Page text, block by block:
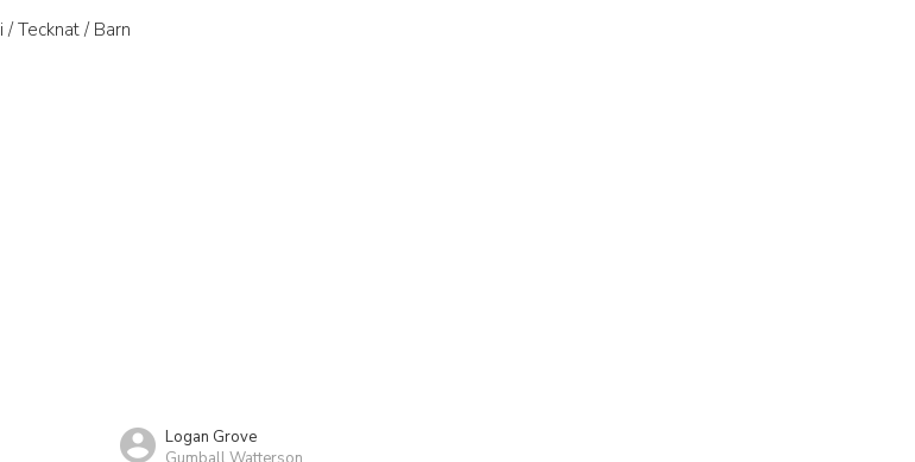
Tecknat / Barn
Logan Grove